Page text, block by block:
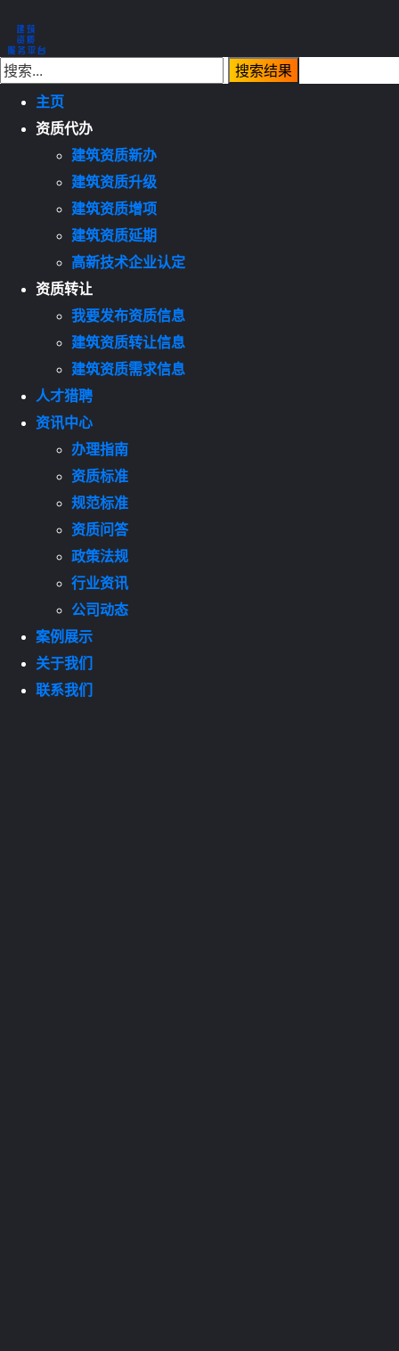
主页
资质代办
建筑资质新办
建筑资质升级
建筑资质增项
建筑资质延期
高新技术企业认定
资质转让
我要发布资质信息
建筑资质转让信息
建筑资质需求信息
人才猎聘
资讯中心
办理指南
资质标准
规范标准
资质问答
政策法规
行业资讯
公司动态
案例展示
关于我们
联系我们